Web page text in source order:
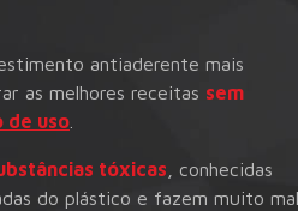
antiaderente mais
as melhores receitas sem
de uso
tóxicas , conhecidas
do plástico e fazem muito mal